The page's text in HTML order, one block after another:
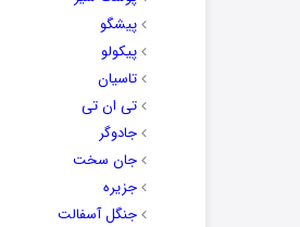
پیشگو
پیکولو
تاسیان
تی ان تی
جادوگر
جان سخت
جزیره
جنگل آسفالت